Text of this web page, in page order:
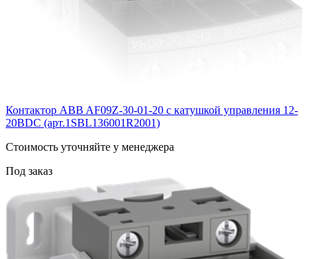
Контактор ABB AF09Z-30-01-20 с катушкой управления 12-
20BDC (арт.1SBL136001R2001)
Cтоимость уточняйте у менеджера
Под заказ